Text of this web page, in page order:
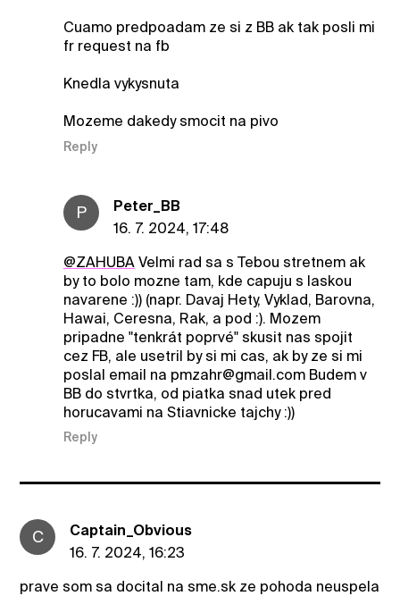
Cuamo predpoadam ze si z BB ak tak posli mi
fr request na fb
Knedla vykysnuta
Mozeme dakedy smocit na pivo
Reply
P
Peter_BB
16. 7. 2024, 17:48
@ZAHUBA Velmi rad sa s Tebou stretnem ak
by to bolo mozne tam, kde capuju s laskou
navarene :)) (napr. Davaj Hety, Vyklad, Barovna,
Hawai, Ceresna, Rak, a pod :). Mozem
pripadne "tenkrát poprvé" skusit nas spojit
cez FB, ale usetril by si mi cas, ak by ze si mi
poslal email na pmzahr@gmail.com Budem v
BB do stvrtka, od piatka snad utek pred
horucavami na Stiavnicke tajchy :))
Reply
C
Captain_Obvious
16. 7. 2024, 16:23
prave som sa docital na sme.sk ze pohoda neuspela